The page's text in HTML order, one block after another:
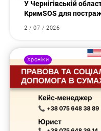
У Чернігівській
КримSOS для
2 / 07 / 2026
Хроніки